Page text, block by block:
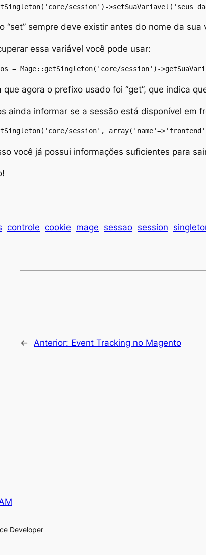
session')->setSuaVariavel('seus
“set” sempre deve existir antes do nome da
essa variável você pode usar:
= Mage::getSingleton('core/session')-
que agora o prefixo usado foi “get”, que indica
ainda informar se a sessão está disponível em
session',
você já possui informações suficientes para
controle cookie mage sessao session
← Anterior: Event Tracking no Magento
Developer